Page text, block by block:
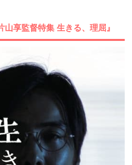
山享監督特集 生きる、理屈』